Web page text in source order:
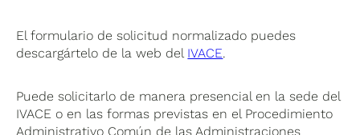
El formulario de solicitud normalizado puedes
descargártelo de la web del IVACE.
Puede solicitarlo de manera presencial en la sede del
IVACE o en las formas previstas en el Procedimiento
Administrativo Común de las Administraciones